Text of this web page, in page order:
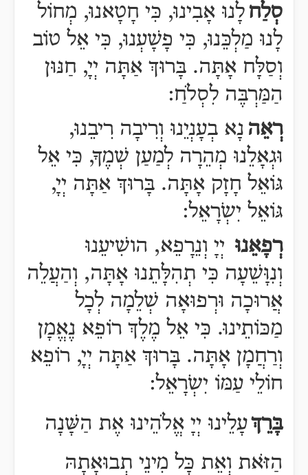
סְלַחלָנוּ אָבִינוּ, כִּי חָטָאנוּ, מְחוֹל
לָנוּ מַלְכֵּנוּ, כִּי פָשָׁעְנוּ, כִּי אֵל טוֹב
וְסַלָּח אָתָּה. בָּרוּךְ אַתָּה יְיָ, חַנּוּן
הַמַּרְבֶּה לִסְלֹחַ:
רְאֵה נָא בְעָנְיֵנוּ וְרִיבָה רִיבֵנוּ,
וּגְאָלֵנוּ מְהֵרָה לְמַעַן שְׁמֶךָ, כִּי אֵל
גּוֹאֵל חָזָק אָתָּה. בָּרוּךְ אַתָּה יְיָ,
גּוֹאֵל יִשְֹרָאֵל:
רְפָאֵנוּ יְיָ וְנֵרָפֵא, הושִׁיעֵנוּ
וְנִוָּשֵׁעָה כִּי תְהִלָּתֵנוּ אָתָּה, וְהַעֲלֵה
אֲרוּכָה וּרְפוּאָה שְׁלֵמָה לְכָל
מַכּוֹתֵינוּ. כִּי אֵל מֶלֶךְ רוֹפֵא נֶאֱמָן
וְרַחֲמָן אָתָּה. בָּרוּךְ אַתָּה יְיָ, רוֹפֵא
חוֹלֵי עַמּוֹ יִשְֹרָאֵל:
בָּרֵךְעָלֵינוּ יְיָ אֱלֹהֵינוּ אֶת הַשָּׁנָה
הַזֹּאת וְאֵת כָּל מִינֵי תְבוּאָתָהּ